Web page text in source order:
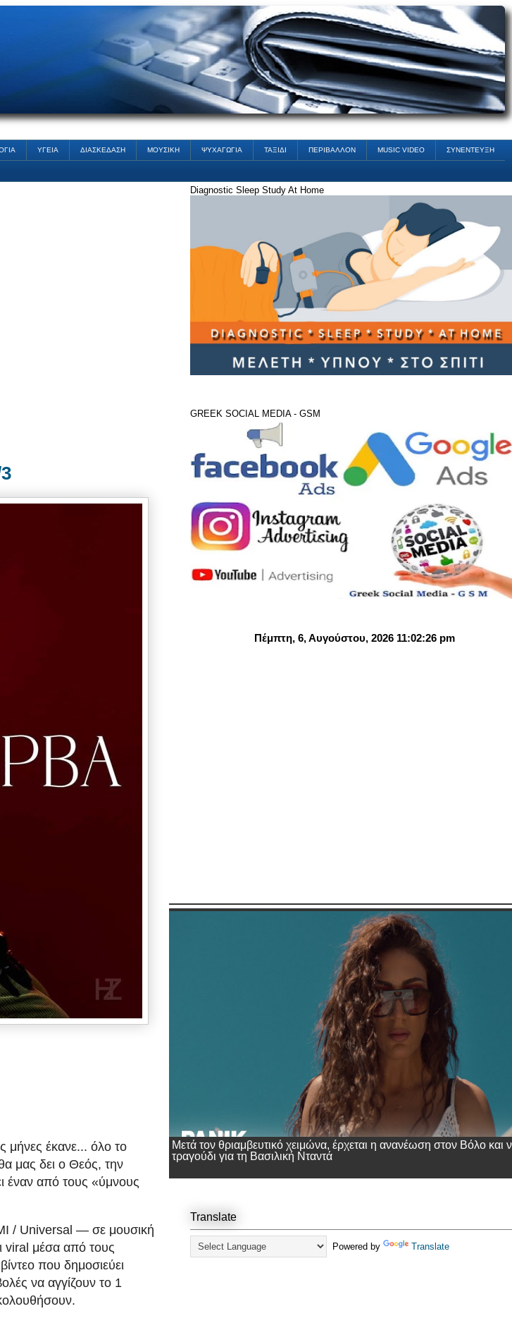
ΥΓΕΙΑ ΔΙΑΣΚΕΔΑΣΗ ΜΟΥΣΙΚΗ ΨΥΧΑΓΩΓΙΑ ΤΑΞΙΔΙ ΠΕΡΙΒΑΛΛΟΝ MUSIC VIDEO ΣΥΝΕΝΤΕΥΞΗ
μήνες έκανε... όλο το
μας δει ο Θεός, την
έναν από τους «ύμνους
/ Universal — σε μουσική
viral μέσα από τους
που δημοσιεύει
να αγγίζουν το 1
Diagnostic Sleep Study At Home
GREEK SOCIAL MEDIA - GSM
Πέμπτη, 6, Αυγούστου, 2026 11:02:28 pm
Μετά τον θριαμβευτικό χειμώνα, έρχεται η ανανέωση στον Βόλο και
τραγούδι για τη Βασιλική Νταντά
Translate
Powered by Translate